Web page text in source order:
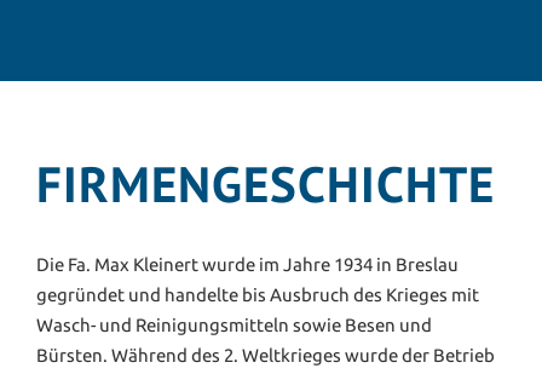
FIRMENGESCHICHTE
Die Fa. Max Kleinert wurde im Jahre 1934 in Breslau
gegründet und handelte bis Ausbruch des Krieges mit
Wasch- und Reinigungsmitteln sowie Besen und
Bürsten. Während des 2. Weltkrieges wurde der Betrieb